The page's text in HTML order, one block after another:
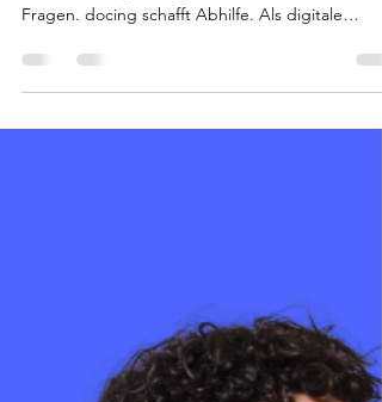
Wer eine Arztpraxis führt, kennt das Problem:
Fragen. docing schafft Abhilfe. Als digitale
Suchmaschine hilft docing dabei, schnell und